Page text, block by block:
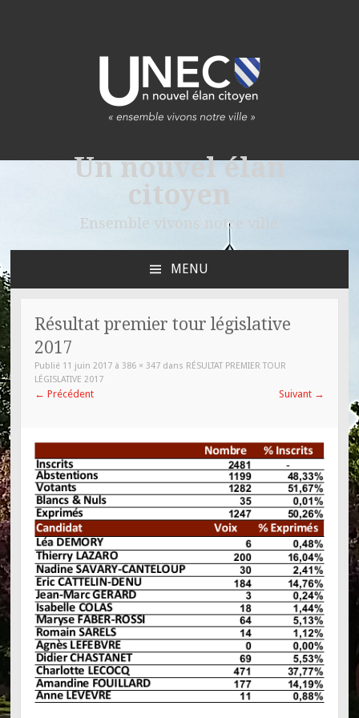
Un nouvel élan
citoyen
Ensemble vivons notre ville
MENU
CONTENU
PRINCIPAL
Résultat premier tour législative
2017
Publié 11 juin 2017 à386 × 347 dans RÉSULTAT PREMIER TOUR
LÉGISLATIVE 2017
← Précédent Suivant →